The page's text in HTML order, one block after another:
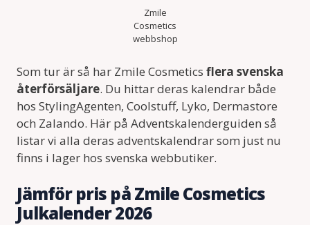
Zmile
Cosmetics
webbshop
Som tur är så har Zmile Cosmetics flera svenska
återförsäljare. Du hittar deras kalendrar både
hos StylingAgenten, Coolstuff, Lyko, Dermastore
och Zalando. Här på Adventskalenderguiden så
listar vi alla deras adventskalendrar som just nu
finns i lager hos svenska webbutiker.
Jämför pris på Zmile Cosmetics
Julkalender 2026